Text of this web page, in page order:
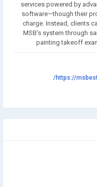
انضم إلينا
services powered by
software—though their
charge. Instead, clients
MSB’s system through
painting takeoff
https://